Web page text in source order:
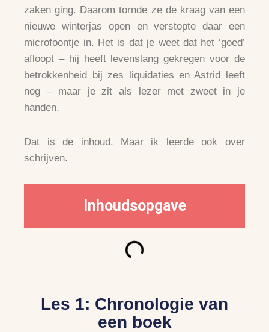
zaken ging. Daarom tornde ze de kraag van een
nieuwe winterjas open en verstopte daar een
microfoontje in. Het is dat je weet dat het ‘goed’
afloopt – hij heeft levenslang gekregen voor de
betrokkenheid bij zes liquidaties en Astrid leeft
nog – maar je zit als lezer met zweet in je
handen.
Dat is de inhoud. Maar ik leerde ook over
schrijven.
Inhoudsopgave
Les 1: Chronologie van
een boek